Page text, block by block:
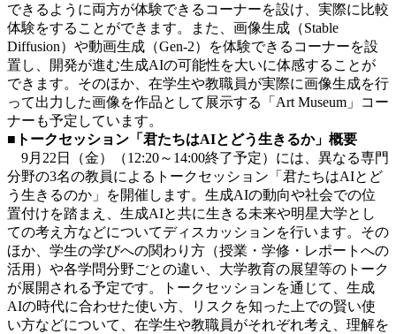
できるように両方が体験できるコーナーを設け、実際に比較
体験をすることができます。また、画像生成（Stable
Diffusion）や動画生成（Gen-2）を体験できるコーナーを設
置し、開発が進む生成AIの可能性を大いに体感することが
できます。そのほか、在学生や教職員が実際に画像生成を行
って出力した画像を作品として展示する「Art Museum」コー
ナーも予定しています。
■トークセッション「君たちはAIとどう生きるか」概要
9月22日（金）（12:20～14:00終了予定）には、異なる専門
分野の3名の教員によるトークセッション「君たちはAIとど
う生きるのか」を開催します。生成AIの動向や社会での位
置付けを踏まえ、生成AIと共に生きる未来や明星大学とし
ての考え方などについてディスカッションを行います。その
ほか、学生の学びへの関わり方（授業・学修・レポートへの
活用）や各学問分野ごとの違い、大学教育の展望等のトーク
が展開される予定です。トークセッションを通じて、生成
AIの時代に合わせた使い方、リスクを知った上での賢い使
い方などについて、在学生や教職員がそれぞれ考え、理解を